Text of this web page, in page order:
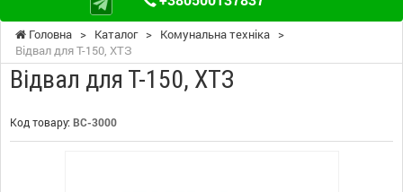
Головна > Каталог > Комунальна техніка >
Відвал для Т-150, ХТЗ
Відвал для Т-150, ХТЗ
Код товару: ВС-3000